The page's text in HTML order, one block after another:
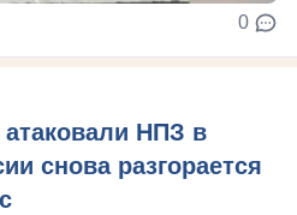
0
НПЗ в
снова разгорается